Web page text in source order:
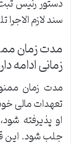
دستور رئیس
سند لازم
مدت زمان
زمانی ادامه
مدت زمان
تعهدات مالی
او پذیرفته
جلب شود. این